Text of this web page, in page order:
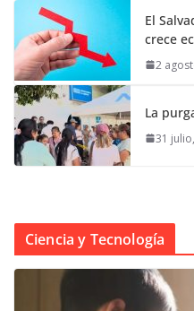
El
crece
2
La
31
Ciencia y Tecnología